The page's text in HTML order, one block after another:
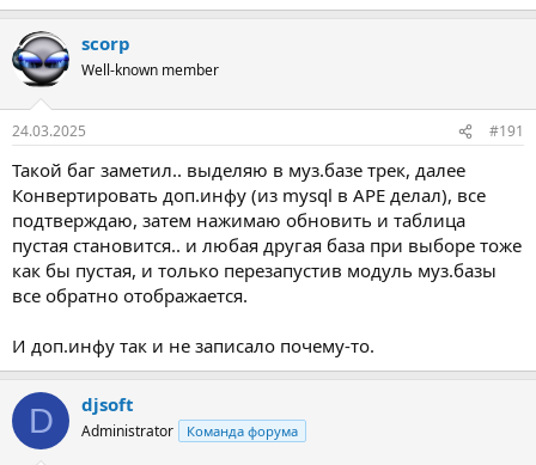
scorp
Well-known member
24.03.2025 #191
Такой баг заметил.. выделяю в муз.базе трек, далее
Конвертировать доп.инфу (из mysql в APE делал), все
подтверждаю, затем нажимаю обновить и таблица
пустая становится.. и любая другая база при выборе тоже
как бы пустая, и только перезапустив модуль муз.базы
все обратно отображается.
И доп.инфу так и не записало почему-то.
D djsoft
Administrator Команда форума